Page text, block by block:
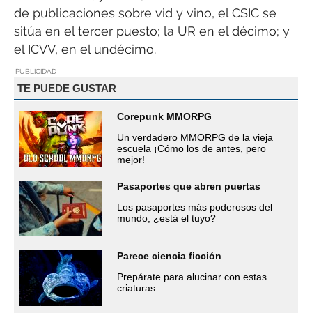
de publicaciones sobre vid y vino, el CSIC se
sitúa en el tercer puesto; la UR en el décimo; y
el ICVV, en el undécimo.
PUBLICIDAD
TE PUEDE GUSTAR
Corepunk MMORPG
Un verdadero MMORPG de la vieja
escuela ¡Cómo los de antes, pero
mejor!
Pasaportes que abren puertas
Los pasaportes más poderosos del
mundo, ¿está el tuyo?
Parece ciencia ficción
Prepárate para alucinar con estas
criaturas